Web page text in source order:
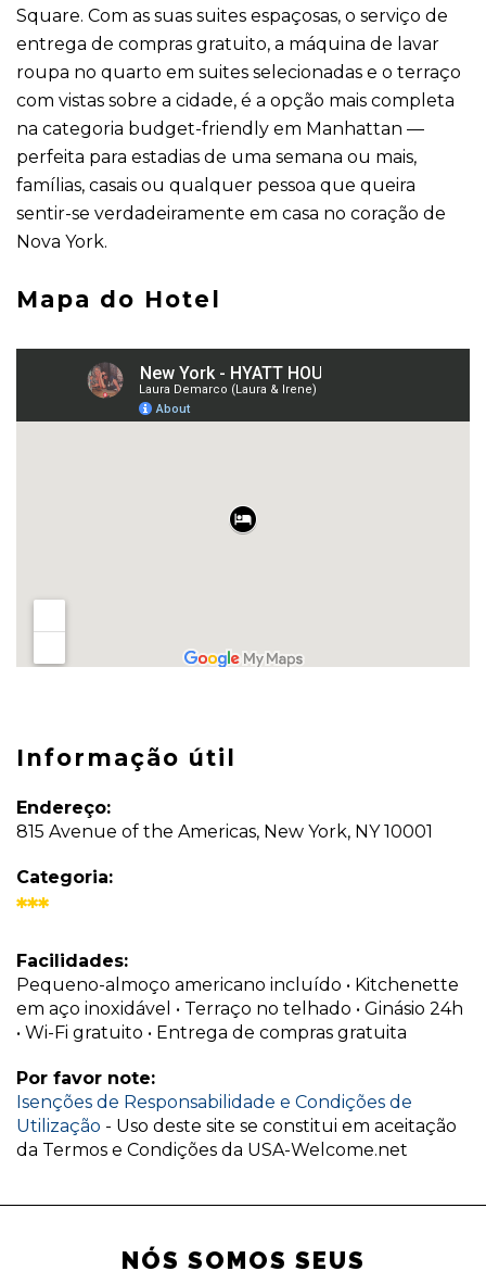
Square. Com as suas suites espaçosas, o serviço de
entrega de compras gratuito, a máquina de lavar
roupa no quarto em suites selecionadas e o terraço
com vistas sobre a cidade, é a opção mais completa
na categoria budget-friendly em Manhattan —
perfeita para estadias de uma semana ou mais,
famílias, casais ou qualquer pessoa que queira
sentir-se verdadeiramente em casa no coração de
Nova York.
Mapa do Hotel
Informação útil
Endereço:
815 Avenue of the Americas, New York, NY 10001
Categoria:
***
Facilidades:
Pequeno-almoço americano incluído • Kitchenette
em aço inoxidável • Terraço no telhado • Ginásio 24h
• Wi-Fi gratuito • Entrega de compras gratuita
Por favor note:
Isenções de Responsabilidade e Condições de
Utilização - Uso deste site se constitui em aceitação
da Termos e Condições da USA-Welcome.net
NÓS SOMOS SEUS